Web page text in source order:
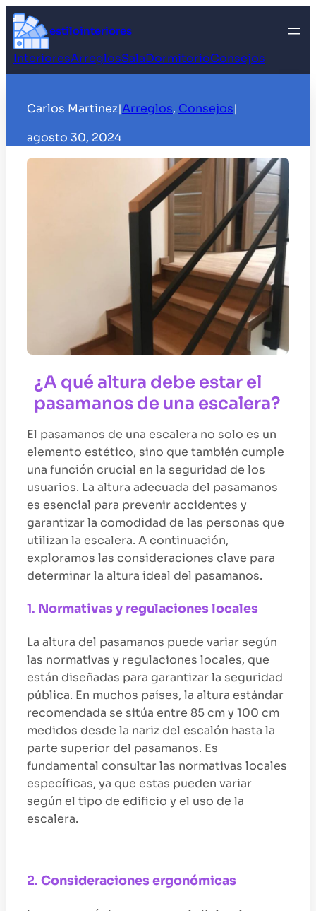
Saltar
al
contenido
estilointeriores
InterioresArreglosSalaDormitorioConsejos
Carlos Martinez|Arreglos, Consejos|
agosto 30, 2024
¿A qué altura debe estar el
pasamanos de una escalera?
El pasamanos de una escalera no solo es un
elemento estético, sino que también cumple
una función crucial en la seguridad de los
usuarios. La altura adecuada del pasamanos
es esencial para prevenir accidentes y
garantizar la comodidad de las personas que
utilizan la escalera. A continuación,
exploramos las consideraciones clave para
determinar la altura ideal del pasamanos.
1. Normativas y regulaciones locales
La altura del pasamanos puede variar según
las normativas y regulaciones locales, que
están diseñadas para garantizar la seguridad
pública. En muchos países, la altura estándar
recomendada se sitúa entre 85 cm y 100 cm
medidos desde la nariz del escalón hasta la
parte superior del pasamanos. Es
fundamental consultar las normativas locales
específicas, ya que estas pueden variar
según el tipo de edificio y el uso de la
escalera.
2. Consideraciones ergonómicas